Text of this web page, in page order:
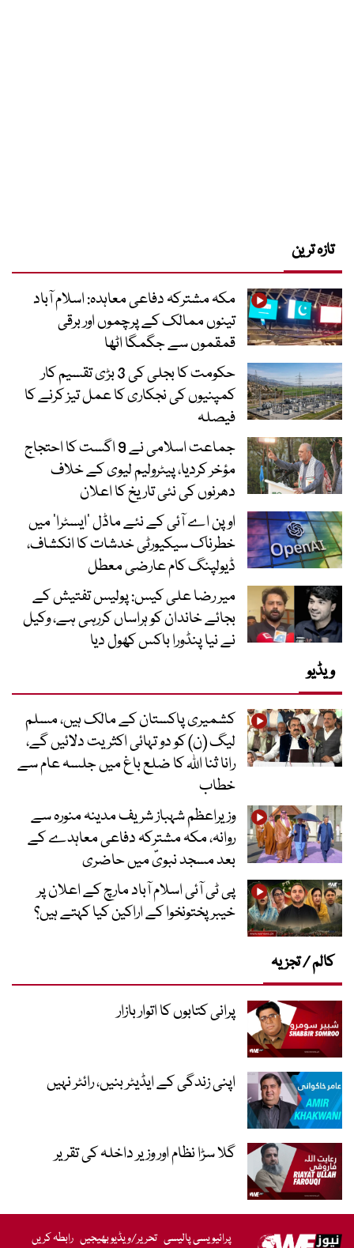
تازہ ترین
مکہ مشترکہ دفاعی معاہدہ: اسلام آباد
تینوں ممالک کے پرچموں اور برقی
قمقموں سے جگمگا اٹھا
حکومت کا بجلی کی 3 بڑی تقسیم کار
کمپنیوں کی نجکاری کا عمل تیز کرنے کا
فیصلہ
جماعت اسلامی نے 9 اگست کا احتجاج
مؤخر کردیا، پیٹرولیم لیوی کے خلاف
دھرنوں کی نئی تاریخ کا اعلان
اوپن اے آئی کے نئے ماڈل ’ایسٹرا‘ میں
خطرناک سیکیورٹی خدشات کا انکشاف،
ڈیولپنگ کام عارضی معطل
میر رضا علی کیس: پولیس تفتیش کے
بجائے خاندان کو ہراساں کررہی ہے، وکیل
نے نیا پنڈورا باکس کھول دیا
ویڈیو
کشمیری پاکستان کے مالک ہیں، مسلم
لیگ (ن) کو دو تہائی اکثریت دلائیں گے،
رانا ثنا اللہ کا ضلع باغ میں جلسہ عام سے
خطاب
وزیراعظم شہباز شریف مدینہ منورہ سے
روانہ، مکہ مشترکہ دفاعی معاہدے کے
بعد مسجد نبویؐ میں حاضری
پی ٹی آئی اسلام آباد مارچ کے اعلان پر
خیبر پختونخوا کے اراکین کیا کہتے ہیں؟
کالم / تجزیہ
پرانی کتابوں کا اتوار بازار
اپنی زندگی کے ایڈیٹر بنیں، رائٹر نہیں
گلا سڑا نظام اور وزیر داخلہ کی تقریر
پرائیویسی پالیسی تحریر/ویڈیو بھیجیں رابطہ کریں